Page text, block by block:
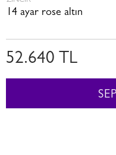
14 ayar rose altın
52.640 TL